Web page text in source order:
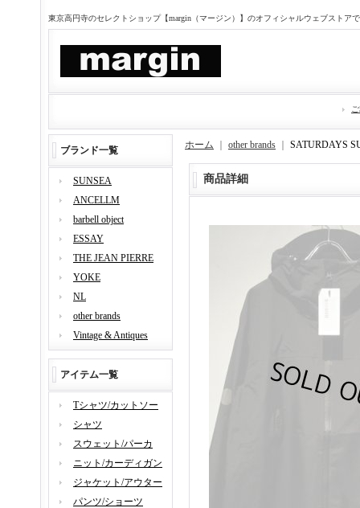
東京高円寺のセレクトショップ【margin（マージン）】のオフィシャルウェブストア
ブランド一覧
SUNSEA
ANCELLM
barbell object
ESSAY
THE JEAN PIERRE
YOKE
NL
other brands
Vintage & Antiques
アイテム一覧
Tシャツ/カットソー
シャツ
スウェット/パーカ
ニット/カーディガン
ジャケット/アウター
パンツ/ショーツ
ホーム other brands SATURDAYS
商品詳細